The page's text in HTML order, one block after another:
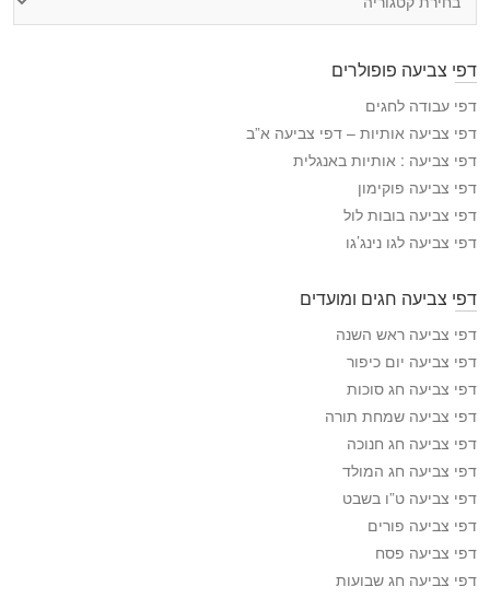
י
ה
צ
י
ע
ה
דפי צביעה פופולרים
דפי עבודה לחגים
דפי צביעה אותיות – דפי צביעה א”ב
דפי צביעה : אותיות באנגלית
דפי צביעה פוקימון
דפי צביעה בובות לול
דפי צביעה לגו נינג’גו
דפי צביעה חגים ומועדים
דפי צביעה ראש השנה
דפי צביעה יום כיפור
דפי צביעה חג סוכות
דפי צביעה שמחת תורה
דפי צביעה חג חנוכה
דפי צביעה חג המולד
דפי צביעה ט”ו בשבט
דפי צביעה פורים
דפי צביעה פסח
דפי צביעה חג שבועות